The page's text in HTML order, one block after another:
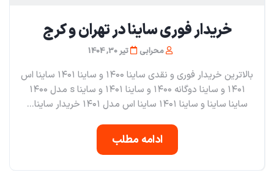
خریدار فوری ساینا در تهران و کرج
محرابی تیر 30, 1404
بالاترین خریدار فوری و نقدی ساینا ۱۴۰۰ و ساینا ۱۴۰۱ ساینا اس
۱۴۰۱ و ساینا دوگانه ۱۴۰۰ و ساینا ۱۴۰۱ و ساینا s مدل ۱۴۰۰
ساینا ساینا و ساینا ۱۴۰۱ ساینا اس مدل ۱۴۰۱ خریدار ساینا...
ادامه مطلب